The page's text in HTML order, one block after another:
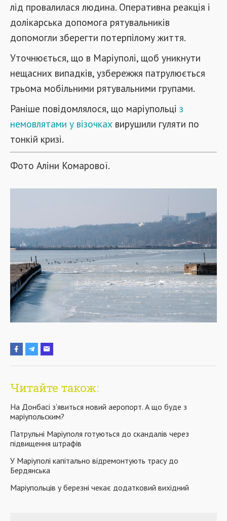
лід провалилася людина. Оперативна реакція і
долікарська допомога рятувальників
допомогли зберегти потерпілому життя.
Уточнюється, що в Маріуполі, щоб уникнути
нещасних випадків, узбережжя патрулюється
трьома мобільними рятувальними групами.
Раніше повідомлялося, що маріупольці з
немовлятами у візочках вирушили гуляти по
тонкій кризі.
Фото Аліни Комарової.
Читайте також:
На Донбасі з'явиться новий аеропорт. А що буде з
маріупольским?
Патрульні Маріуполя готуються до скандалів через
підвищення штрафів
У Маріуполі капітально відремонтують трасу до
Бердянська
Маріупольців у березні чекає додатковий вихідний